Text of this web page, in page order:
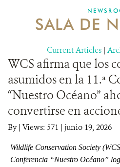
MECANISMO DE ATENCIÓN
DONA
SALA DE
Current Articles |
WCS afirma que los
asumidos en la 11.ª
“Nuestro Océano”
convertirse en
By| Views: 571 | junio 19, 2026
Wildlife Conservation Society
Conferencia “Nuestro Océano”